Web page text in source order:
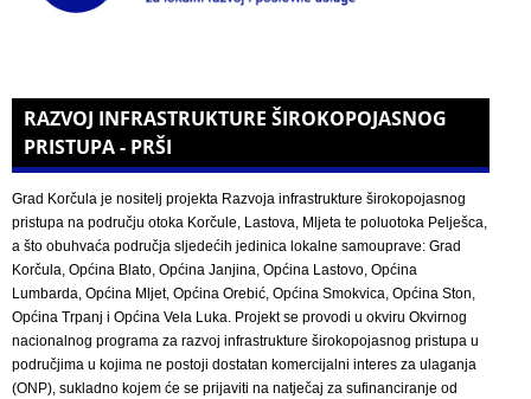
RAZVOJ INFRASTRUKTURE ŠIROKOPOJASNOG
PRISTUPA - PRŠI
Grad Korčula je nositelj projekta Razvoja infrastrukture širokopojasnog
pristupa na području otoka Korčule, Lastova, Mljeta te poluotoka Pelješca,
a što obuhvaća područja sljedećih jedinica lokalne samouprave: Grad
Korčula, Općina Blato, Općina Janjina, Općina Lastovo, Općina
Lumbarda, Općina Mljet, Općina Orebić, Općina Smokvica, Općina Ston,
Općina Trpanj i Općina Vela Luka. Projekt se provodi u okviru Okvirnog
nacionalnog programa za razvoj infrastrukture širokopojasnog pristupa u
područjima u kojima ne postoji dostatan komercijalni interes za ulaganja
(ONP), sukladno kojem će se prijaviti na natječaj za sufinanciranje od